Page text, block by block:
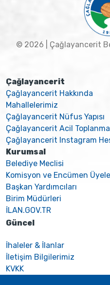
© 2026 | Çağlayancerit
Çağlayancerit
Çağlayancerit Hakkında
Mahallelerimiz
Çağlayancerit Nüfus Yapısı
Çağlayancerit Acil Toplanma
Çağlayancerit Instagram
Kurumsal
Belediye Meclisi
Komisyon ve Encümen
Başkan Yardımcıları
Birim Müdürleri
İLAN.GOV.TR
Güncel
İhaleler & İlanlar
İletişim Bilgilerimiz
KVKK